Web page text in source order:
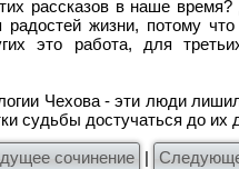
рассказов в наше время?
жизни, потому
это работа, для
Чехова - эти люди
судьбы достучаться до их
сочинение
|